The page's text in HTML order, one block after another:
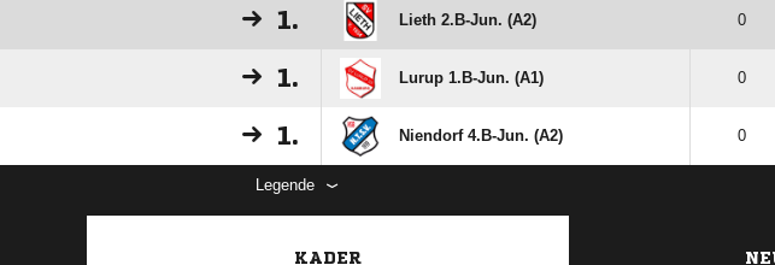
1. Lieth 2.B-Jun. (A2) 0
1. Lurup 1.B-Jun. (A1) 0
1. Niendorf 4.B-Jun. (A2) 0
Legende
KADER